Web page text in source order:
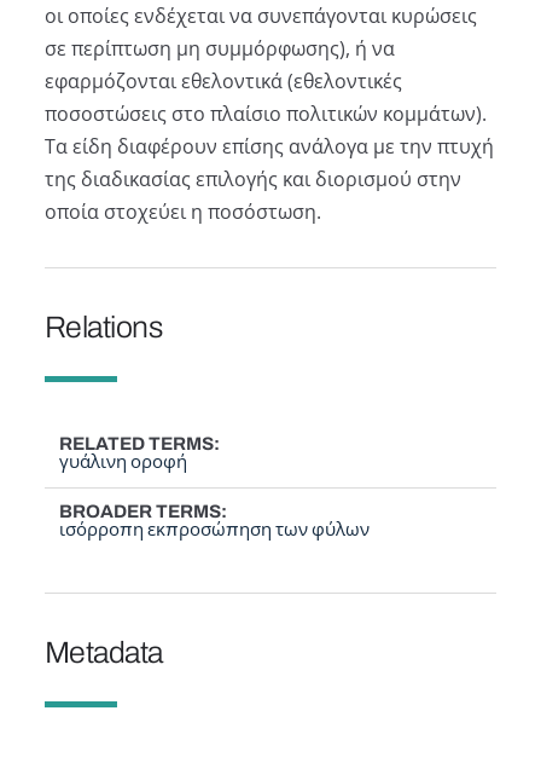
οι οποίες ενδέχεται να συνεπάγονται κυρώσεις
σε περίπτωση μη συμμόρφωσης), ή να
εφαρμόζονται εθελοντικά (εθελοντικές
ποσοστώσεις στο πλαίσιο πολιτικών κομμάτων).
Τα είδη διαφέρουν επίσης ανάλογα με την πτυχή
της διαδικασίας επιλογής και διορισμού στην
οποία στοχεύει η ποσόστωση.
Relations
RELATED TERMS
γυάλινη οροφή
BROADER TERMS
ισόρροπη εκπροσώπηση των φύλων
Metadata